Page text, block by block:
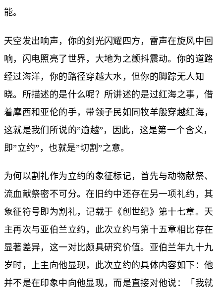
能。
天空发出响声，你的剑光闪耀四方，雷声在旋风中回
响，闪电照亮了世界，大地为之颤抖震动。你的道路
经过海洋，你的路径穿越大水，但你的脚踪无人知
晓。所描述的是什么呢？所讲述的是过红海之事，借
着摩西和亚伦的手，带领子民如同牧羊般穿越红海，
这就是我们所说的”逾越”，因此，这是第一个含义，
即”立约”，也就是”切割”之意。
为何以割礼作为立约的象征标记，首先与动物献祭、
流血献祭密不可分。在旧约中还存在另一项礼约，其
象征符号即为割礼，记载于《创世纪》第十七章。天
主再次与亚伯兰立约，此次立约与第十五章相比存在
显著差异，这一对比颇具研究价值。亚伯兰年九十九
岁时，上主向他显现，此次立约的具体内容如下：他
并不是在印象中向他显现，而是直接对他说：「我就